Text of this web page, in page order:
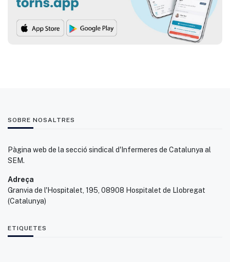
SOBRE NOSALTRES
Pàgina web de la secció sindical d'Infermeres de Catalunya al
SEM.
Adreça
Granvia de l'Hospitalet, 195, 08908 Hospitalet de Llobregat
(Catalunya)
ETIQUETES